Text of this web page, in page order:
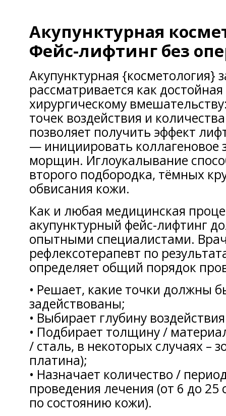
Акупунктурная
Фейс-лифтинг без
Акупунктурная {косметология}
рассматривается как
хирургическому
точек воздействия и
позволяет получить эффект
— инициировать коллагеновое
морщин. Иглоукалывание
второго подбородка, тёмных
обвисания кожи.
Как и любая медицинская
акупунктурный фейс-лифтинг
опытными специалистами.
рефлексотерапевт по
определяет общий порядок
• Решает, какие точки должны
задействованы;
• Выбирает глубину
• Подбирает толщину /
/ сталь, в некоторых случаях –
платина);
• Назначает количество /
проведения лечения (от 6 до 25
по состоянию кожи).